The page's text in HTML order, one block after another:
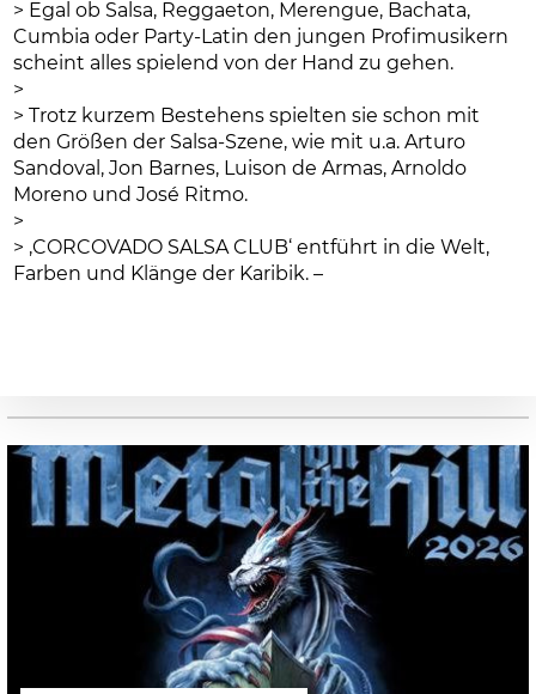
> Egal ob Salsa, Reggaeton, Merengue, Bachata,
Cumbia oder Party-Latin den jungen Profimusikern
scheint alles spielend von der Hand zu gehen.
>
> Trotz kurzem Bestehens spielten sie schon mit
den Größen der Salsa-Szene, wie mit u.a. Arturo
Sandoval, Jon Barnes, Luison de Armas, Arnoldo
Moreno und José Ritmo.
>
> ‚CORCOVADO SALSA CLUB‘ entführt in die Welt,
Farben und Klänge der Karibik. –